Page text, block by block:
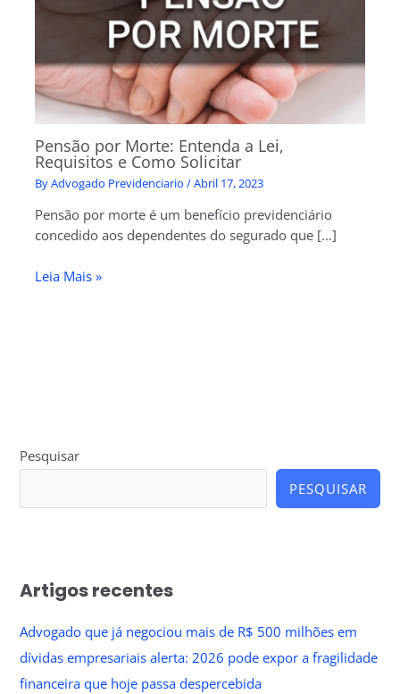
Pensão por Morte: Entenda a Lei,
Requisitos e Como Solicitar
ByAdvogado Previdenciario/Abril 17, 2023
Pensão por morte é um benefício previdenciário
concedido aos dependentes do segurado que […]
Leia Mais »
Pesquisar
PESQUISAR
Artigos recentes
Advogado que já negociou mais de R$ 500 milhões em
dívidas empresariais alerta: 2026 pode expor a fragilidade
financeira que hoje passa despercebida